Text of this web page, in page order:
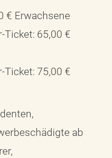
€ Erwachsene
Ticket: 65,00 €
Ticket: 75,00 €
ab